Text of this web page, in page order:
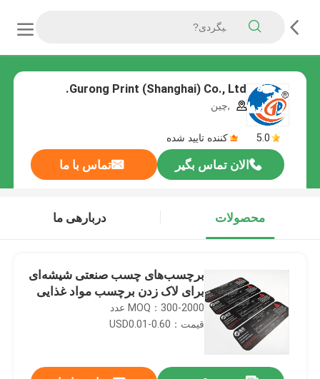
Gurong Print (Shanghai) Co., Ltd.
,چین
5.0 کننده تایید شده
الان تماس بگیر تماس با ما
محصولات دربارهی ما
برچسب‌های چسب صنعتی شیشه‌ای
برای لاک زدن برچسب مواد غذایی
MOQ：300-2000 عدد
قیمت：USD0.01-0.60